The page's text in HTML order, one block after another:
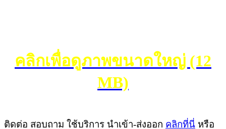
คลิกเพื่อดูภาพขนาดใหญ่ (12
MB)
ติดต่อ สอบถาม ใช้บริการ นำเข้า-ส่งออก คลิกที่นี่ หรือ